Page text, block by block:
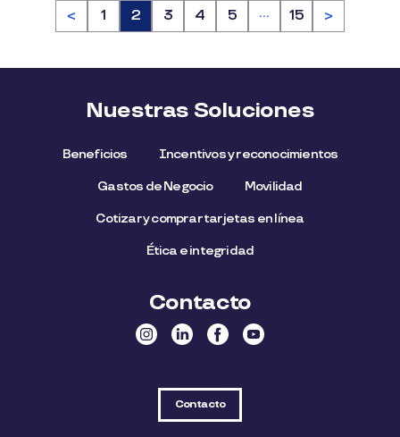
< Página
1 Página
2 Página
3 Página
4 Página
5 … Página
15 >
Nuestras Soluciones
Beneficios Incentivos y reconocimientos
Gastos de Negocio Movilidad
Cotizar y comprar tarjetas en línea
Ética e integridad
Contacto
Contacto